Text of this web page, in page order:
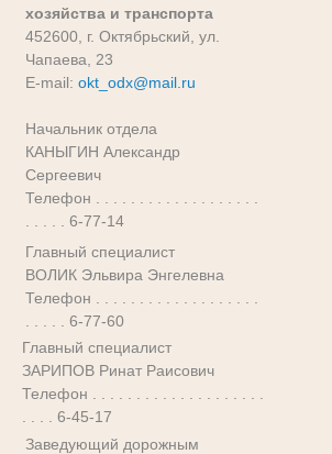
хозяйства и транспорта
452600, г. Октябрьский, ул.
Чапаева, 23
E-mail:okt_odx@mail.ru
Начальник отдела
КАНЫГИН Александр
Сергеевич
Телефон . . . . . . . . . . . . . . . . . . .
. . . . . 6-77-14
Главный специалист
ВОЛИК Эльвира Энгелевна
Телефон . . . . . . . . . . . . . . . . . . .
. . . . . 6-77-60
Главный специалист
ЗАРИПОВ Ринат Раисович
Телефон . . . . . . . . . . . . . . . . . . . .
. . . . 6-45-17
Заведующий дорожным